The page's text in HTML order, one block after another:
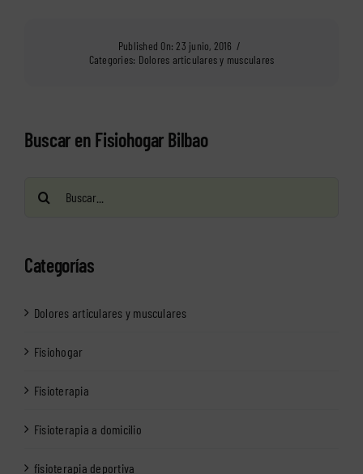
Published On: 23 junio, 2016 /
Categories: Dolores articulares y musculares
Buscar en Fisiohogar Bilbao
Categorías
Dolores articulares y musculares
Fisiohogar
Fisioterapia
Fisioterapia a domicilio
fisioterapia deportiva